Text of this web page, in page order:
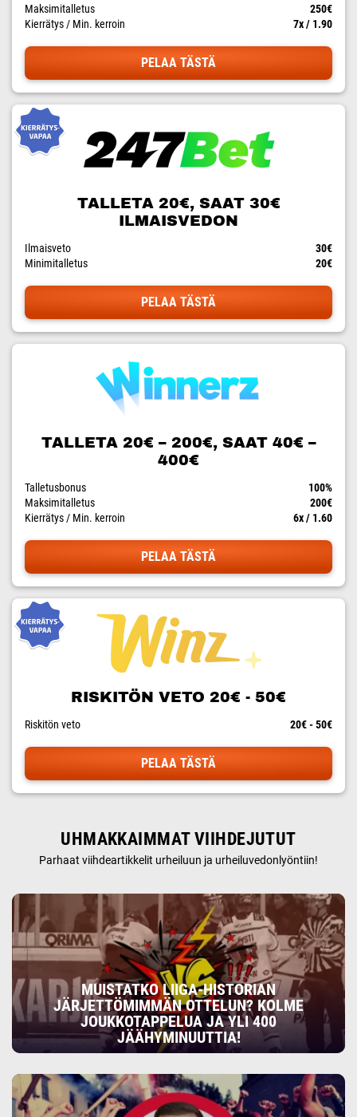
Maksimitalletus
250€
Kierrätys / Min. kerroin
7x / 1.90
PELAA TÄSTÄ
TALLETA 20€, SAAT 30€
ILMAISVEDON
Ilmaisveto
30€
Minimitalletus
20€
PELAA TÄSTÄ
TALLETA 20€ – 200€, SAAT 40€ –
400€
Talletusbonus
100%
Maksimitalletus
200€
Kierrätys / Min. kerroin
6x / 1.60
PELAA TÄSTÄ
RISKITÖN VETO 20€ - 50€
Riskitön veto 20€ - 50€
PELAA TÄSTÄ
UHMAKKAIMMAT VIIHDEJUTUT
Parhaat viihdeartikkelit urheiluun ja urheiluvedonlyöntiin!
MUISTATKO LIIGA-HISTORIAN
JÄRJETTÖMIMMÄN OTTELUN? KOLME
JOUKKOTAPPELUA JA YLI 400
JÄÄHYMINUUTTIA!